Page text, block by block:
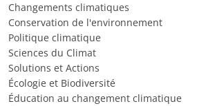
Changements climatiques
Conservation de l'environnement
Politique climatique
Sciences du Climat
Solutions et Actions
Écologie et Biodiversité
Éducation au changement climatique